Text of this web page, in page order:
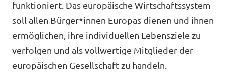
Neuigkeiten
Unsere Events
funktioniert. Das europäische Wirtschaftssystem
soll allen Bürger*innen Europas dienen und ihnen
ermöglichen, ihre individuellen Lebensziele zu
verfolgen und als vollwertige Mitglieder der
europäischen Gesellschaft zu handeln.